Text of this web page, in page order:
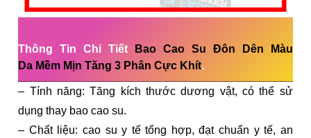
Thông Tin Chi Tiết
Bao Cao Su Đôn Dên Màu
Da Mềm Mịn Tăng 3 Phân Cực Khít.
– Tính năng: Tăng kích thước dương vật, có thể sử
dụng thay bao cao su.
– Chất liệu: cao su y tế tổng hợp, đạt chuẩn y tế, an